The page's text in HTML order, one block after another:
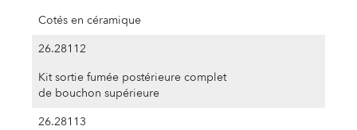
Cotés en céramique
26.28112
Kit sortie fumée postérieure complet
de bouchon supérieure
26.28113